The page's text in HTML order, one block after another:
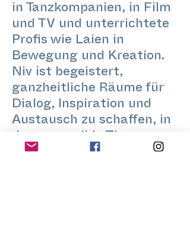
in Tanzkompanien, in Film
und TV und unterrichtete
Profis wie Laien in
Bewegung und Kreation.
Niv ist begeistert,
ganzheitliche Räume für
Dialog, Inspiration und
Austausch zu schaffen, in
aufgedeckt und